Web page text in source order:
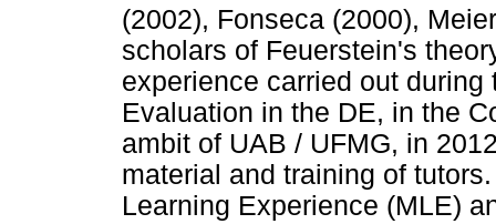
(2002), Fonseca (2000),
scholars of Feuerstein's
experience carried out
Evaluation in the DE, in the
ambit of UAB / UFMG, in
material and training of
Learning Experience (MLE)